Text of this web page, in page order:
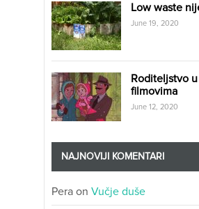
Low waste
June 19, 2020
Roditeljstvo
filmovima
June 12, 2020
NAJNOVIJI KOMENTARI
Pera on Vučje duše